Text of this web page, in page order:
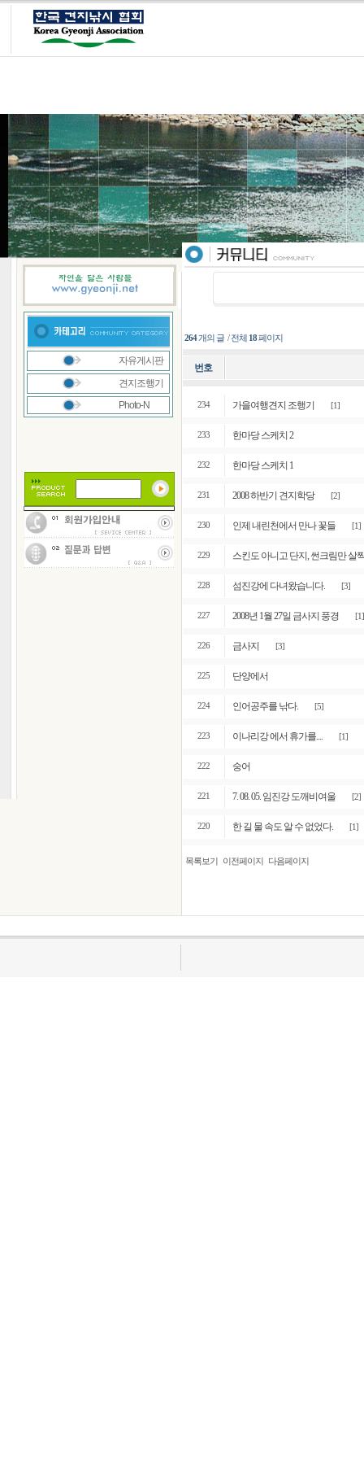
264개의 글 / 전체 18페이지
번호
234 가을여행견지 조행기 [1]
233 한마당 스케치 2
232 한마당 스케치 1
231 2008 하반기 견지학당 [2]
230 인제 내린천에서 만나 꽃들 [1]
229 스킨도 아니고 단지, 썬크림만 살
228 섬진강에 다녀왔습니다. [3]
227 2008년 1월 27일 금사지 풍경 [1]
226 금사지 [3]
225 단양에서
224 인어공주를 낚다. [5]
223 이나리강 에서 휴가를.... [1]
222 숭어
221 7. 08. 05. 임진강 도깨비여울 [2]
220 한 길 물 속도 알 수 없었다. [1]
목록보기 이전페이지 다음페이지
자유게시판
견지조행기
Photo-N